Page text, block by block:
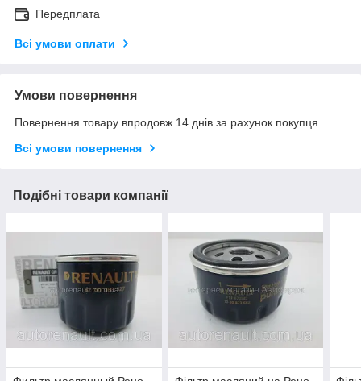
Передплата
Всі умови оплати
Умови повернення
Повернення товару впродовж 14 днів за рахунок покупця
Всі умови повернення
Подібні товари компанії